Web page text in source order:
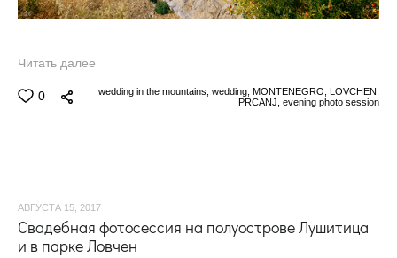
Читать далее
0 wedding in the mountains, wedding, MONTENEGRO,
LOVCHEN,
PRCANJ, evening photo session
АВГУСТА 15, 2017
Свадебная фотосессия на полуострове Лушитица
и в парке Ловчен